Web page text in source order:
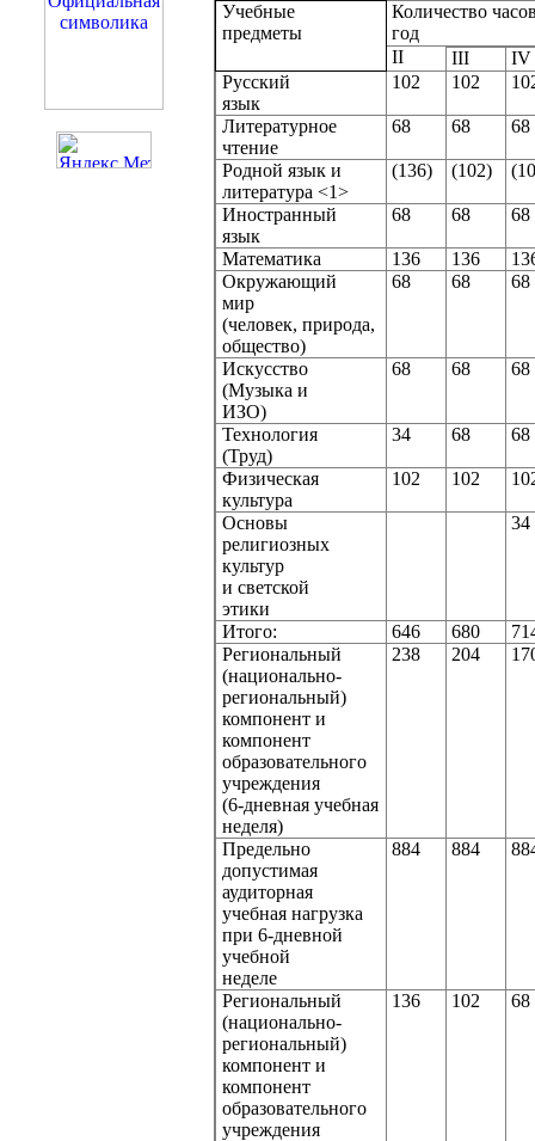
Учебные
предметы
Количество
год
II
III
Русский
язык
102 102
Литературное
чтение
68 68
Родной язык и
литература <1>
(136) (102)
Иностранный
язык
68 68
Математика 136 136
Окружающий
мир
(человек, природа,
общество)
68 68
Искусство
(Музыка и
ИЗО)
68 68
Технология
(Труд)
34 68
Физическая
культура
102 102
Основы
религиозных
культур
и светской
этики
Итого: 646 680
Региональный
(национально-
региональный)
компонент и
компонент
образовательного
учреждения
(6-дневная учебная
неделя)
238 204
Предельно
допустимая
аудиторная
учебная нагрузка
при 6-дневной
учебной
неделе
884 884
Региональный
(национально-
региональный)
компонент и
компонент
образовательного
учреждения
136 102